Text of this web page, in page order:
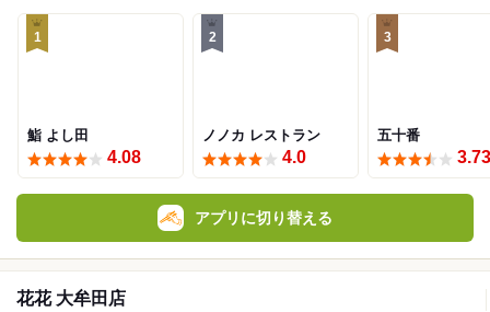
1
鮨 よし田
4.08
2
ノノカ レストラン
4.0
3
五十番
3.73
アプリに切り替える
花花 大牟田店